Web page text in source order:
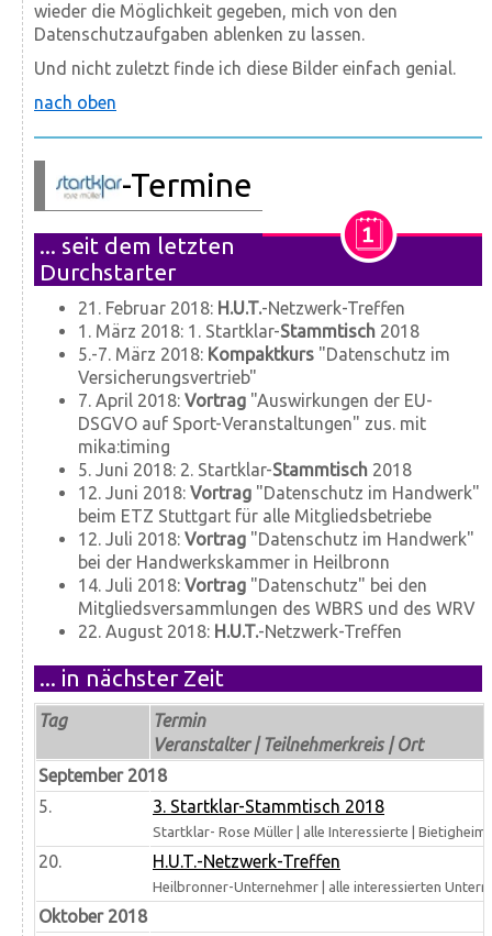
wieder die Möglichkeit gegeben, mich von den
Datenschutzaufgaben ablenken zu lassen.
Und nicht zuletzt finde ich diese Bilder einfach genial.
nach oben
-Termine
... seit dem letzten
Durchstarter
21. Februar 2018: H.U.T.-Netzwerk-Treffen
1. März 2018: 1. Startklar-Stammtisch 2018
5.-7. März 2018: Kompaktkurs "Datenschutz im
Versicherungsvertrieb"
7. April 2018: Vortrag "Auswirkungen der EU-
DSGVO auf Sport-Veranstaltungen" zus. mit
mika:timing
5. Juni 2018: 2. Startklar-Stammtisch 2018
12. Juni 2018: Vortrag "Datenschutz im Handwerk"
beim ETZ Stuttgart für alle Mitgliedsbetriebe
12. Juli 2018: Vortrag "Datenschutz im Handwerk"
bei der Handwerkskammer in Heilbronn
14. Juli 2018: Vortrag "Datenschutz" bei den
Mitgliedsversammlungen des WBRS und des WRV
22. August 2018: H.U.T.-Netzwerk-Treffen
... in nächster Zeit
Tag
Termin
Veranstalter | Teilnehmerkreis | Ort
September 2018
5.
3. Startklar-Stammtisch 2018
Startklar- Rose Müller | alle Interessierte | Bietigheim
20. H.U.T.-Netzwerk-Treffen
Heilbronner-Unternehmer | alle interessierten
Oktober 2018